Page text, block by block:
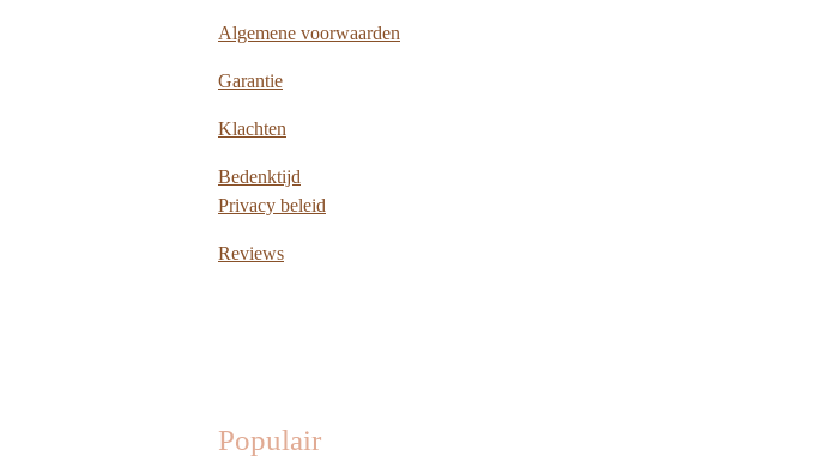
Algemene voorwaarden
Garantie
Klachten
Bedenktijd
Privacy beleid
Reviews
Populair